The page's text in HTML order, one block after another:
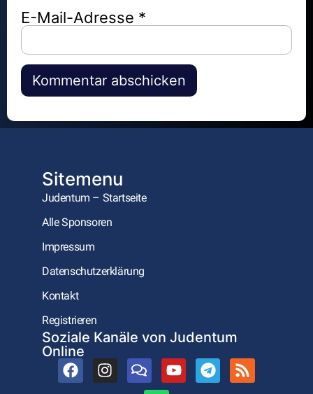
E-Mail-Adresse *
Alternative:
Sitemenu
Judentum – Startseite
Alle Sponsoren
Impressum
Datenschutzerklärung
Kontakt
Registrieren
Soziale Kanäle von Judentum
Online